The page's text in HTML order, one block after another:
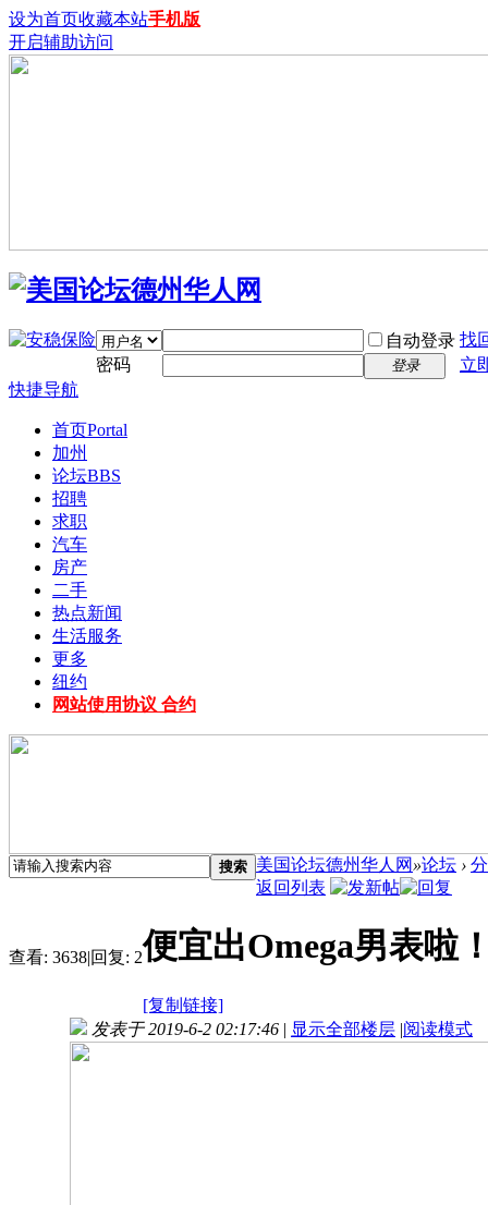
设为首页收藏本站手机版
开启辅助访问
自动登录 找
密码
登录
立
快捷导航
首页Portal
加州
论坛BBS
招聘
求职
汽车
房产
二手
热点新闻
生活服务
更多
纽约
网站使用协议 合约
搜索 美国论坛德州华人网 »论坛 ›
返回列表
查看: 3638|回复: 2便宜出Omega男表啦
[复制链接]
发表于 2019-6-2 02:17:46 | 显示全部楼层 |阅读模式